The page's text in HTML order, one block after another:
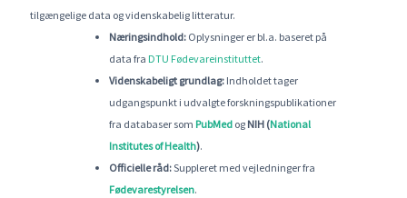
tilgængelige data og videnskabelig litteratur.
Næringsindhold:Oplysninger er bl.a. baseret på
data fra DTU Fødevareinstituttet.
Videnskabeligt grundlag:Indholdet tager
udgangspunkt i udvalgte forskningspublikationer
fra databaser som PubMed og NIH (National
Institutes of Health).
Officielle råd:Suppleret med vejledninger fra
Fødevarestyrelsen.